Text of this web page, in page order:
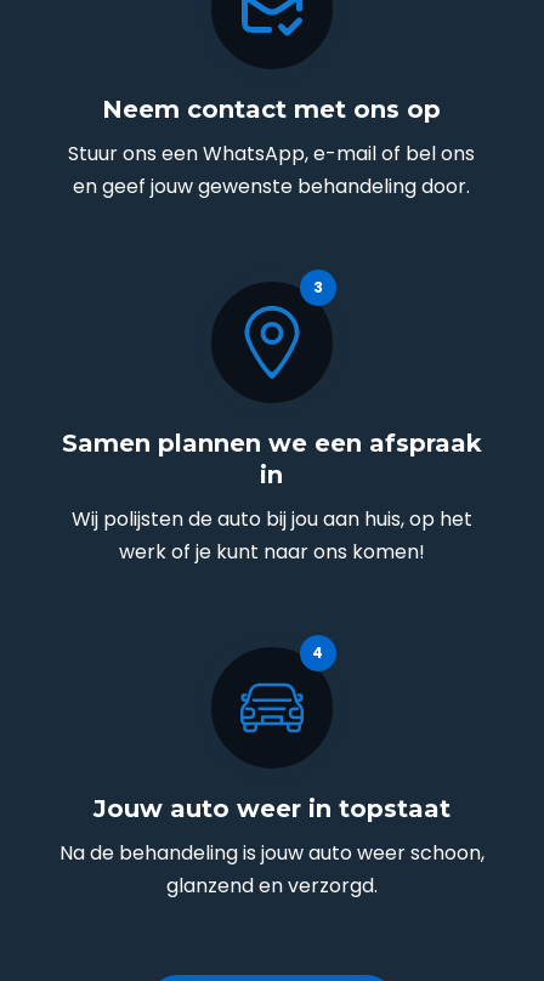
Neem contact met ons op
Stuur ons een WhatsApp, e-mail of bel ons
en geef jouw gewenste behandeling door.
Samen plannen we een afspraak
in
Wij polijsten de auto bij jou aan huis, op het
werk of je kunt naar ons komen!
Jouw auto weer in topstaat
Na de behandeling is jouw auto weer schoon,
glanzend en verzorgd.